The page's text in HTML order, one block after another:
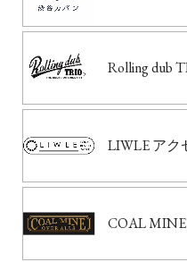
Rolling dub
LIWLE アク
COAL